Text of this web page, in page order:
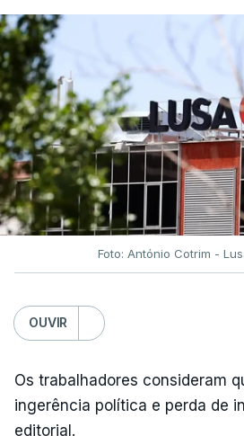
Foto: António Cotrim -
OUVIR
Os trabalhadores consideram
ingerência política e perda de
editorial.